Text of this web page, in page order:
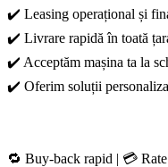
✔️ Leasing operațional și
✔️ Livrare rapidă în toată
✔️ Acceptăm mașina ta la
✔️ Oferim soluții
🔁 Buy-back rapid | 💳